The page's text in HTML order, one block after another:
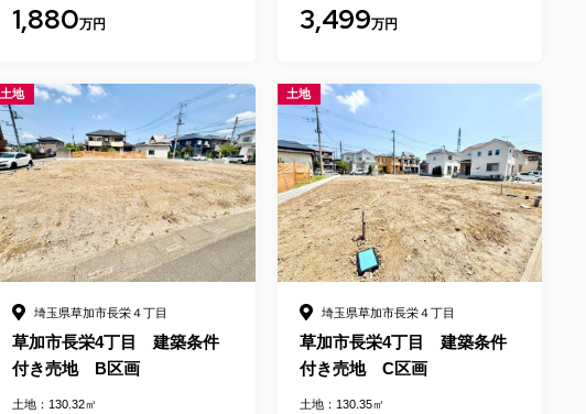
1,880万円 3,499万円
土地
埼玉県草加市長栄４丁目
草加市長栄4丁目 建築条件
付き売地 B区画
土地：130.32㎡
土地
埼玉県草加市長栄４丁目
草加市長栄4丁目 建築条件
付き売地 C区画
土地：130.35㎡